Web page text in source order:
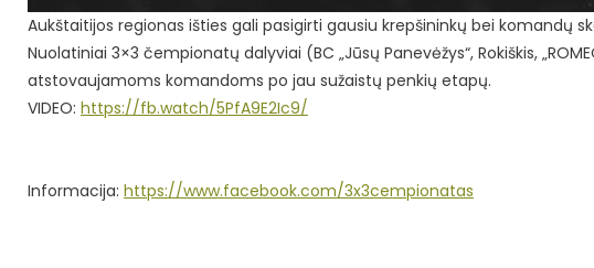
Aukštaitijos regionas išties gali pasigirti gausiu krepšininkų bei komandų
Nuolatiniai 3×3 čempionatų dalyviai (BC „Jūsų Panevėžys“, Rokiškis,
atstovaujamoms komandoms po jau sužaistų penkių etapų.
VIDEO: https://fb.watch/5PfA9E2Ic9/
Informacija: https://www.facebook.com/3x3cempionatas